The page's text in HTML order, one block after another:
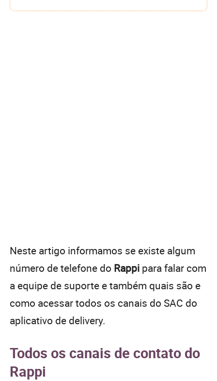
Neste artigo informamos se existe algum
número de telefone do Rappi para falar com
a equipe de suporte e também quais são e
como acessar todos os canais do SAC do
aplicativo de delivery.
Todos os canais de contato do
Rappi